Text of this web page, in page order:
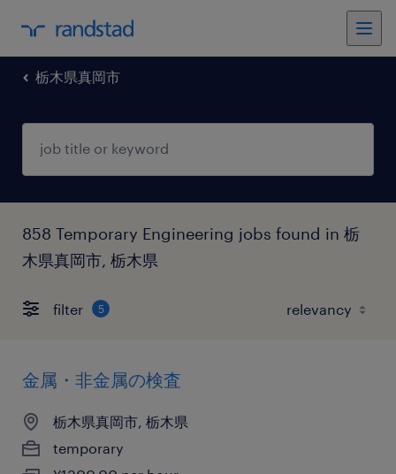
栃木県真岡市
858 Temporary Engineering jobs found in 栃
木県真岡市, 栃木県
filter 5
金属・非金属の検査
栃木県真岡市, 栃木県
temporary